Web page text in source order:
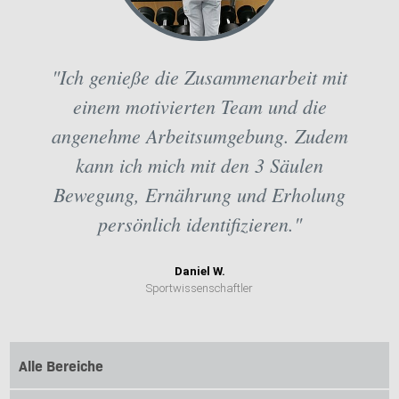
"Ich genieße die Zusammenarbeit mit
einem motivierten Team und die
angenehme Arbeitsumgebung. Zudem
kann ich mich mit den 3 Säulen
Bewegung, Ernährung und Erholung
persönlich identifizieren."
Daniel W.
Sportwissenschaftler